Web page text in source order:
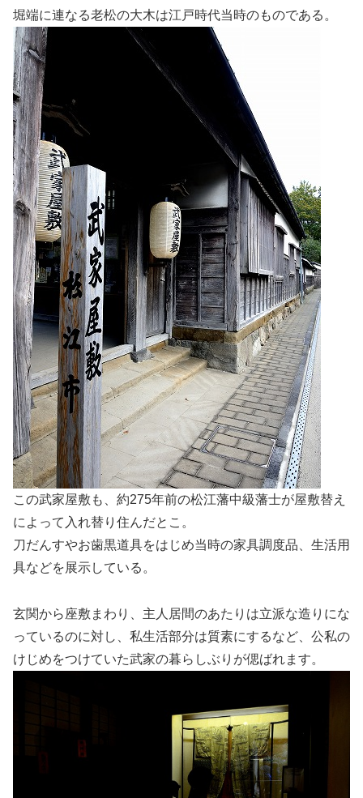
堀端に連なる老松の大木は江戸時代当時のものである。
この武家屋敷も、約275年前の松江藩中級藩士が屋敷替え
によって入れ替り住んだとこ。
刀だんすやお歯黒道具をはじめ当時の家具調度品、生活用
具などを展示している。
玄関から座敷まわり、主人居間のあたりは立派な造りにな
っているのに対し、私生活部分は質素にするなど、公私の
けじめをつけていた武家の暮らしぶりが偲ばれます。